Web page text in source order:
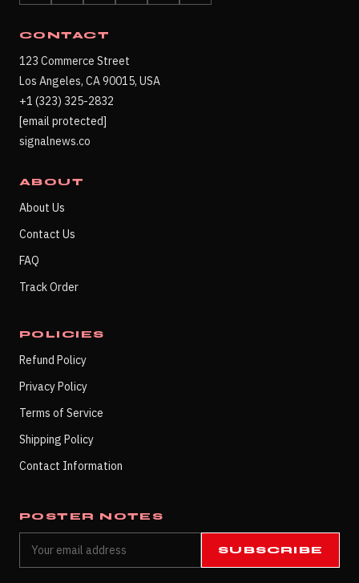
CONTACT
123 Commerce Street
Los Angeles, CA 90015, USA
+1 (323) 325-2832
[email protected]
signalnews.co
ABOUT
About Us
Contact Us
FAQ
Track Order
POLICIES
Refund Policy
Privacy Policy
Terms of Service
Shipping Policy
Contact Information
POSTER NOTES
SUBSCRIBE